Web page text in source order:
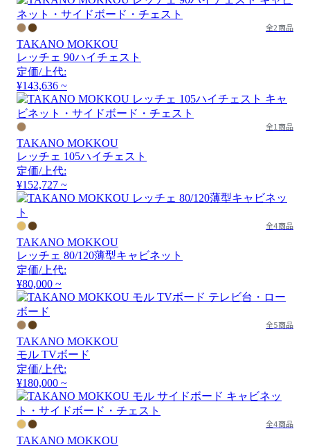
全2商品
TAKANO MOKKOU
レッチェ 90ハイチェスト
定価/上代:
¥143,636 ~
全1商品
TAKANO MOKKOU
レッチェ 105ハイチェスト
定価/上代:
¥152,727 ~
全4商品
TAKANO MOKKOU
レッチェ 80/120薄型キャビネット
定価/上代:
¥80,000 ~
全5商品
TAKANO MOKKOU
モル TVボード
定価/上代:
¥180,000 ~
全4商品
TAKANO MOKKOU